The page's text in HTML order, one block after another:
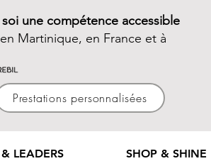
une compétence accessible
Martinique, en France et à
Prestations personnalisées
LEADERS SHOP & SHINE